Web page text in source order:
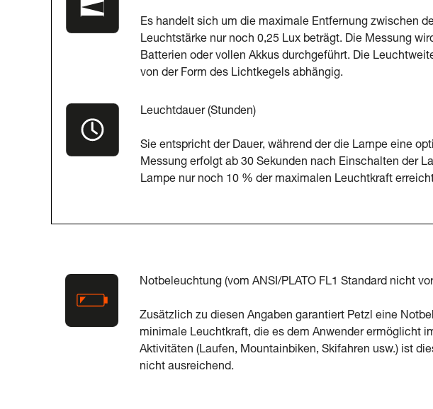
Es handelt sich um die maximale Entfernung zwischen
Leuchtstärke nur noch 0,25 Lux beträgt. Die Messung
Batterien oder vollen Akkus durchgeführt. Die
von der Form des Lichtkegels abhängig.
Leuchtdauer (Stunden)
Sie entspricht der Dauer, während der die Lampe eine
Messung erfolgt ab 30 Sekunden nach Einschalten der
Lampe nur noch 10 % der maximalen Leuchtkraft
Notbeleuchtung (vom ANSI/PLATO FL1 Standard nicht
Zusätzlich zu diesen Angaben garantiert Petzl eine
minimale Leuchtkraft, die es dem Anwender ermöglicht
Aktivitäten (Laufen, Mountainbiken, Skifahren usw.) ist
nicht ausreichend.